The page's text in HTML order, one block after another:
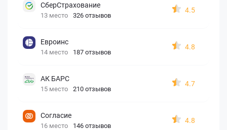
СберСтрахование
13 место 326 отзывов
4.5
Евроинс
14 место 187 отзывов
4.8
АК БАРС
15 место 210 отзывов
4.7
Согласие
16 место 146 отзывов
4.8